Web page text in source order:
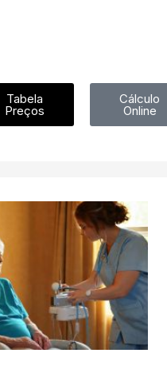
Tabela
Preços
Cálculo
Online